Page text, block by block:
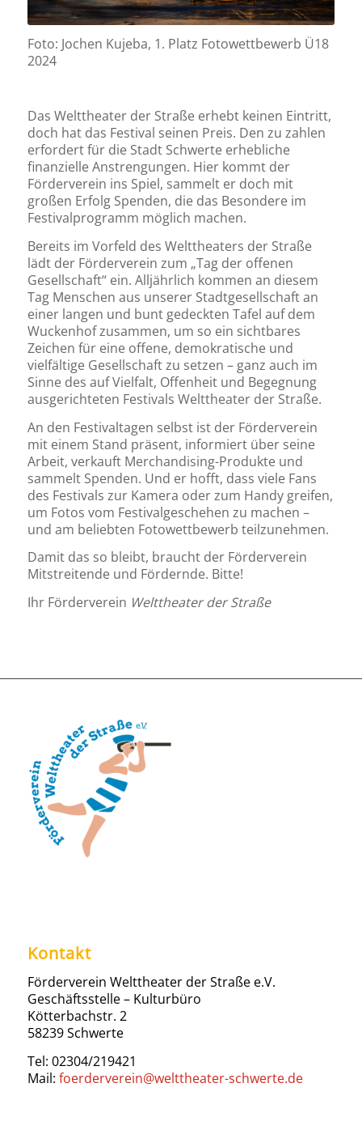
Foto: Jochen Kujeba, 1. Platz Fotowettbewerb Ü18
2024
Das Welttheater der Straße erhebt keinen Eintritt,
doch hat das Festival seinen Preis. Den zu zahlen
erfordert für die Stadt Schwerte erhebliche
finanzielle Anstrengungen. Hier kommt der
Förderverein ins Spiel, sammelt er doch mit
großen Erfolg Spenden, die das Besondere im
Festivalprogramm möglich machen.
Bereits im Vorfeld des Welttheaters der Straße
lädt der Förderverein zum „Tag der offenen
Gesellschaft“ ein. Alljährlich kommen an diesem
Tag Menschen aus unserer Stadtgesellschaft an
einer langen und bunt gedeckten Tafel auf dem
Wuckenhof zusammen, um so ein sichtbares
Zeichen für eine offene, demokratische und
vielfältige Gesellschaft zu setzen – ganz auch im
Sinne des auf Vielfalt, Offenheit und Begegnung
ausgerichteten Festivals Welttheater der Straße.
An den Festivaltagen selbst ist der Förderverein
mit einem Stand präsent, informiert über seine
Arbeit, verkauft Merchandising-Produkte und
sammelt Spenden. Und er hofft, dass viele Fans
des Festivals zur Kamera oder zum Handy greifen,
um Fotos vom Festivalgeschehen zu machen –
und am beliebten Fotowettbewerb teilzunehmen.
Damit das so bleibt, braucht der Förderverein
Mitstreitende und Fördernde. Bitte!
Ihr Förderverein Welttheater der Straße
Kontakt
Förderverein Welttheater der Straße e.V.
Geschäftsstelle – Kulturbüro
Kötterbachstr. 2
58239 Schwerte
Tel: 02304/219421
Mail: foerderverein@welttheater-schwerte.de